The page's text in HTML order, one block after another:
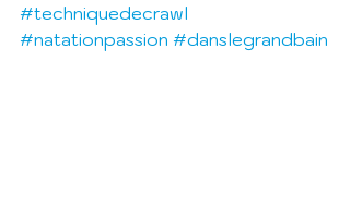
#techniquedecrawl
#natationpassion #danslegrandbain